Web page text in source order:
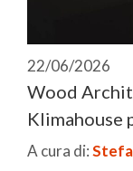
22/06/2026
Wood
Klimahouse
A cura di: